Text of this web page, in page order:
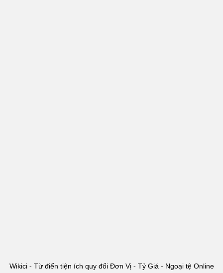
Wikici - Từ điển tiện ích quy đổi Đơn Vị - Tỷ Giá - Ngoại tệ Online